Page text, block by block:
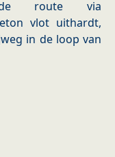
route via
vlot uithardt,
in de loop van